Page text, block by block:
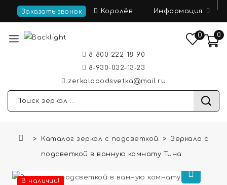
Заказать звонок Королёв Информация
0
0
8-800-222-18-90
8-930-032-13-23
zerkalopodsvetka@mail.ru
Каталог зеркал с подсветкой Зеркало с
подсветкой в ванную комнату Тина
В наличии!